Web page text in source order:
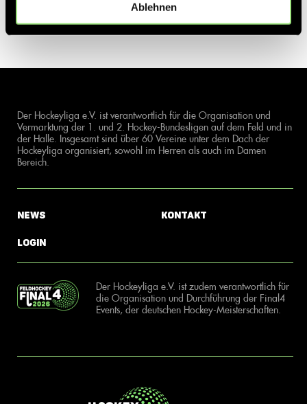
Ablehnen
Der Hockeyliga e.V. ist verantwortlich für die Organisation und
Vermarktung der 1. und 2. Hockey-Bundesligen auf dem Feld und in
der Halle. Insgesamt sind über 60 Vereine unter dem Dach der
Hockeyliga organisiert, sowohl im Herren als auch im Damen
Bereich.
News
Login
Kontakt
Der Hockeyliga e.V. ist zudem verantwortlich für
die Organisation und Durchführung der Final4
Events, der deutschen Hockey-Meisterschaften.